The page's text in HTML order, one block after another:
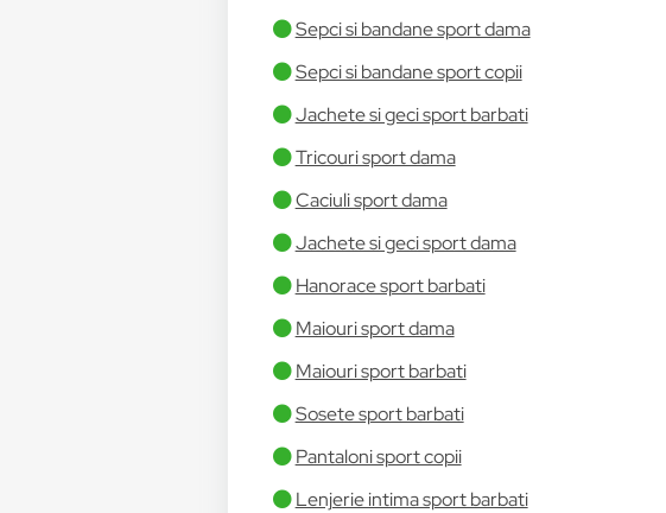
Sepci si bandane sport dama
Sepci si bandane sport copii
Jachete si geci sport barbati
Tricouri sport dama
Caciuli sport dama
Jachete si geci sport dama
Hanorace sport barbati
Maiouri sport dama
Maiouri sport barbati
Sosete sport barbati
Pantaloni sport copii
Lenjerie intima sport barbati